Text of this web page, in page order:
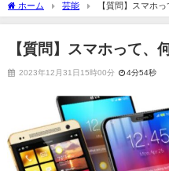
ホーム 芸能 【質問】スマホ
【質問】スマホって、
2023年12月31日15時00分 4分54秒